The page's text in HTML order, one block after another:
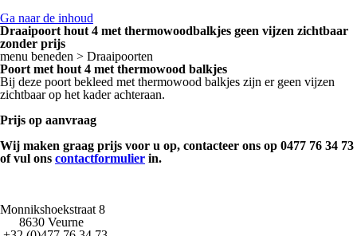
Ga naar de inhoud
Draaipoort hout 4 met thermowoodbalkjes geen vijzen zichtbaar
zonder prijs
menu beneden > Draaipoorten
Poort met hout 4 met thermowood balkjes
Bij deze poort bekleed met thermowood balkjes zijn er geen vijzen
zichtbaar op het kader achteraan.
Prijs op aanvraag
Wij maken graag prijs voor u op, contacteer ons op 0477 76 34 73
of vul ons contactformulier in.
Monnikshoekstraat 8
8630 Veurne